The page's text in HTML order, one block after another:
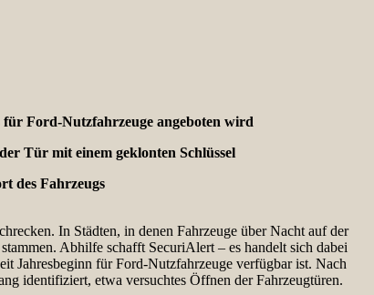
für Ford-Nutzfahrzeuge angeboten wird
Tür mit einem geklonten Schlüssel
des Fahrzeugs
In Städten, in denen Fahrzeuge über Nacht auf der
Abhilfe schafft SecuriAlert – es handelt sich dabei
Jahresbeginn für Ford-Nutzfahrzeuge verfügbar ist. Nach
identifiziert, etwa versuchtes Öffnen der Fahrzeugtüren.